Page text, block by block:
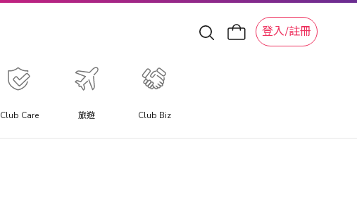
登入/註冊
Club Care 旅遊 Club Biz